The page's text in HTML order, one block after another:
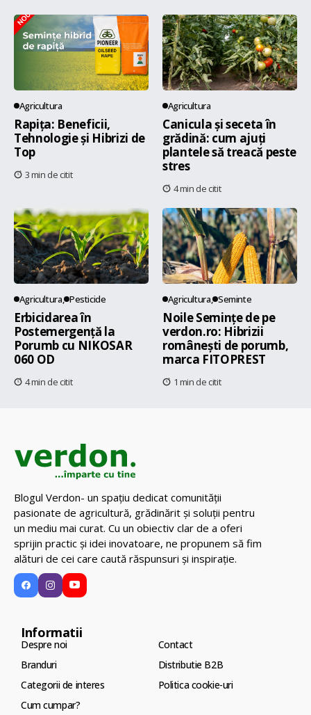
Agricultura
Rapița: Beneficii,
Tehnologie și Hibrizi de
Top
3 min de citit
Agricultura
Canicula și seceta în
grădină: cum ajuți
plantele să treacă peste
stres
4 min de citit
Agricultura Pesticide
Erbicidarea în
Postemergență la
Porumb cu NIKOSAR
060 OD
4 min de citit
Agricultura Seminte
Noile Semințe de pe
verdon.ro: Hibrizii
românești de porumb,
marca FITOPREST
1 min de citit
Blogul Verdon- un spațiu dedicat comunității
pasionate de agricultură, grădinărit și soluții pentru
un mediu mai curat. Cu un obiectiv clar de a oferi
sprijin practic și idei inovatoare, ne propunem să fim
alături de cei care caută răspunsuri și inspirație.
Informatii
Despre noi
Contact
Branduri
Distributie B2B
Categorii de interes
Politica cookie-uri
Cum cumpar?